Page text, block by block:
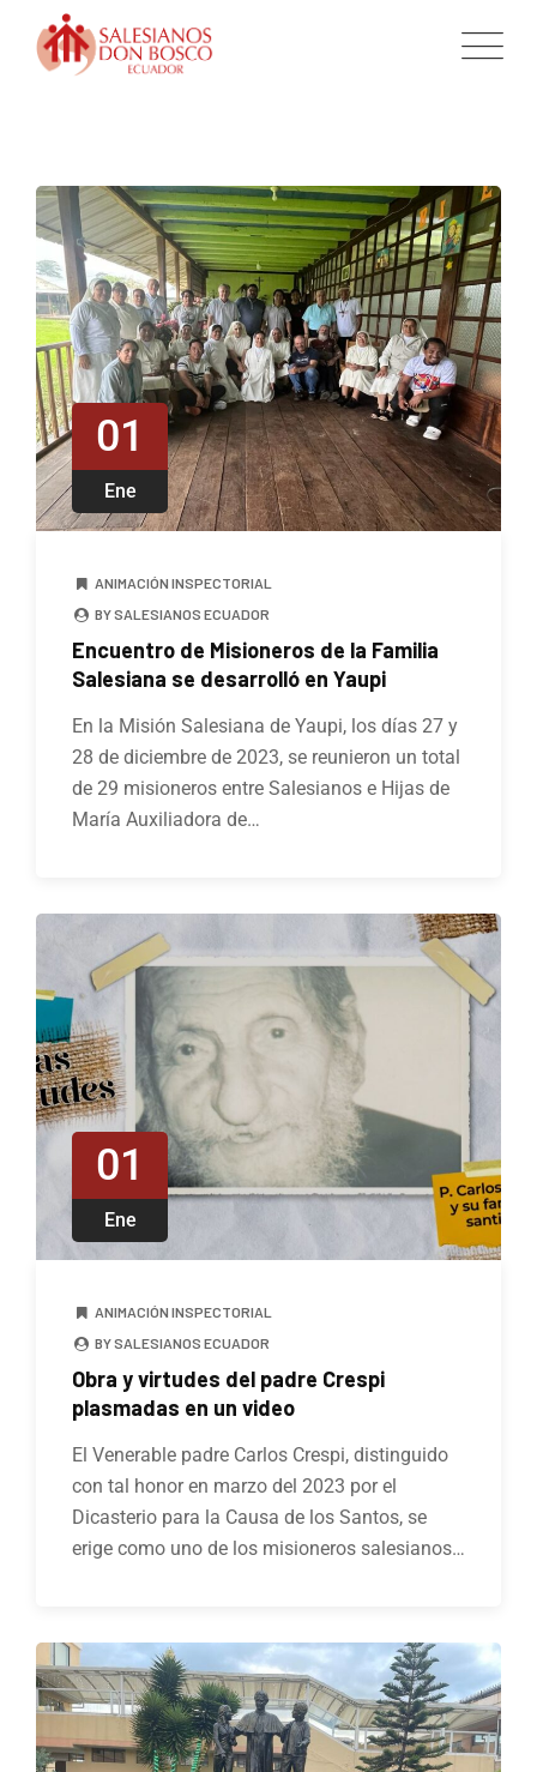
01
Ene
ANIMACIÓN INSPECTORIAL
BY SALESIANOS ECUADOR
Encuentro de Misioneros de la Familia
Salesiana se desarrolló en Yaupi
En la Misión Salesiana de Yaupi, los días 27 y
28 de diciembre de 2023, se reunieron un total
de 29 misioneros entre Salesianos e Hijas de
María Auxiliadora de…
01
Ene
ANIMACIÓN INSPECTORIAL
BY SALESIANOS ECUADOR
Obra y virtudes del padre Crespi
plasmadas en un video
El Venerable padre Carlos Crespi, distinguido
con tal honor en marzo del 2023 por el
Dicasterio para la Causa de los Santos, se
erige como uno de los misioneros salesianos…